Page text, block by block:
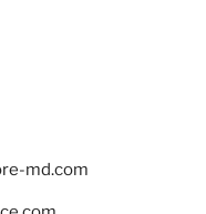
md.com